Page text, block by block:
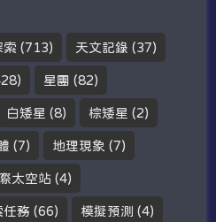
索 (713) 天文記錄 (37)
星團 (82)
白矮星 (8) 棕矮星 (2)
(7) 地理現象 (7)
太空站 (4)
任務 (66) 模擬預測 (4)